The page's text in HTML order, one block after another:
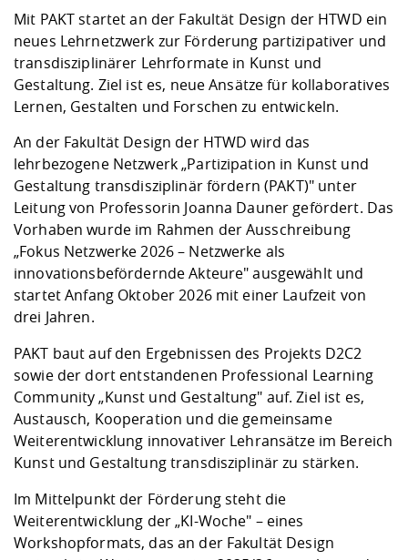
Vorbereitung
Checkliste zum
Studien- und
und Physik
Digitales Lernen
Fremdsprachen
Studieren in
Lebenslagen
Studentenwerk
Angebote der
Arbeit
Career Service
Lehren,
Weiterbilden im
Formulare und
Internationale
Formulare und
FIS -
Prototyping und
Gründung und
Kooperationen
Kontakt &
Klimaschutz &
Förderverein
Gremien und
Informatik/
Landbau/
Maschinenbau
Angebote für Unternehmen
Kontakt und Anfahrt
Mit PAKT startet an der Fakultät Design der HTWD ein
neues Lehrnetzwerk zur Förderung partizipativer und
transdisziplinärer Lehrformate in Kunst und
Gestaltung. Ziel ist es, neue Ansätze für kollaboratives
Lernen, Gestalten und Forschen zu entwickeln.
An der Fakultät Design der HTWD wird das
lehrbezogene Netzwerk „Partizipation in Kunst und
Gestaltung transdisziplinär fördern (PAKT)" unter
Leitung von Professorin Joanna Dauner gefördert. Das
Vorhaben wurde im Rahmen der Ausschreibung
„Fokus Netzwerke 2026 – Netzwerke als
innovationsbefördernde Akteure" ausgewählt und
startet Anfang Oktober 2026 mit einer Laufzeit von
drei Jahren.
PAKT baut auf den Ergebnissen des Projekts D2C2
sowie der dort entstandenen Professional Learning
Community „Kunst und Gestaltung" auf. Ziel ist es,
Austausch, Kooperation und die gemeinsame
Weiterentwicklung innovativer Lehransätze im Bereich
Kunst und Gestaltung transdisziplinär zu stärken.
Im Mittelpunkt der Förderung steht die
Weiterentwicklung der „KI-Woche" – eines
Workshopformats, das an der Fakultät Design